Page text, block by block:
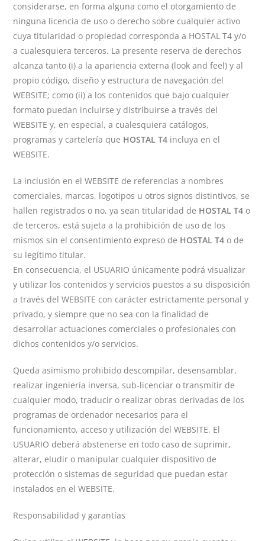
considerarse, en forma alguna como el otorgamiento de
ninguna licencia de uso o derecho sobre cualquier activo
cuya titularidad o propiedad corresponda a HOSTAL T4 y/o
a cualesquiera terceros. La presente reserva de derechos
alcanza tanto (i) a la apariencia externa (look and feel) y al
propio código, diseño y estructura de navegación del
WEBSITE; como (ii) a los contenidos que bajo cualquier
formato puedan incluirse y distribuirse a través del
WEBSITE y, en especial, a cualesquiera catálogos,
programas y cartelería que HOSTAL T4 incluya en el
WEBSITE.
La inclusión en el WEBSITE de referencias a nombres
comerciales, marcas, logotipos u otros signos distintivos, se
hallen registrados o no, ya sean titularidad de HOSTAL T4 o
de terceros, está sujeta a la prohibición de uso de los
mismos sin el consentimiento expreso de HOSTAL T4 o de
su legítimo titular.
En consecuencia, el USUARIO únicamente podrá visualizar
y utilizar los contenidos y servicios puestos a su disposición
a través del WEBSITE con carácter estrictamente personal y
privado, y siempre que no sea con la finalidad de
desarrollar actuaciones comerciales o profesionales con
dichos contenidos y/o servicios.
Queda asimismo prohibido descompilar, desensamblar,
realizar ingeniería inversa, sub-licenciar o transmitir de
cualquier modo, traducir o realizar obras derivadas de los
programas de ordenador necesarios para el
funcionamiento, acceso y utilización del WEBSITE. El
USUARIO deberá abstenerse en todo caso de suprimir,
alterar, eludir o manipular cualquier dispositivo de
protección o sistemas de seguridad que puedan estar
instalados en el WEBSITE.
Responsabilidad y garantías